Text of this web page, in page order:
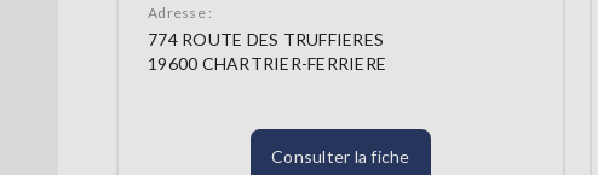
Adresse :
774 ROUTE DES TRUFFIERES
19600 CHARTRIER-FERRIERE
Consulter la fiche